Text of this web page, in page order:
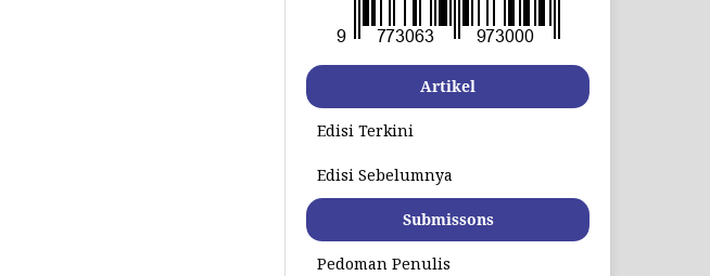
Artikel
Edisi Terkini
Edisi Sebelumnya
Submissons
Pedoman Penulis